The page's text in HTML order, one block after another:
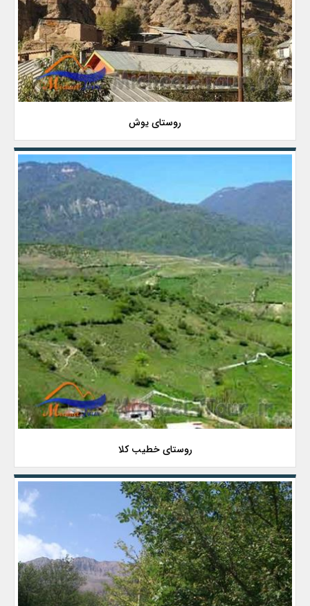
روستای یوش
روستای خطیب کلا